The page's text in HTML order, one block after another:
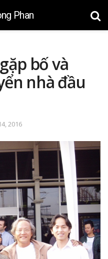
Phan
bố và
nhà đầu
2016